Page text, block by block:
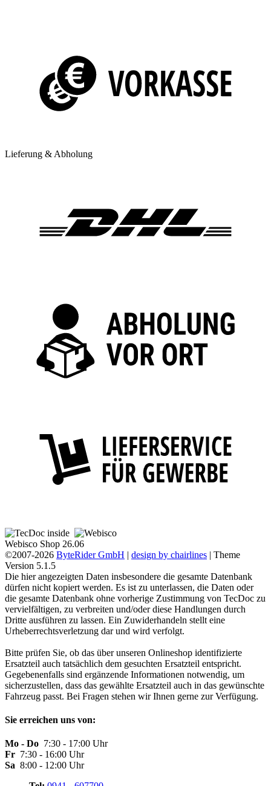
Lieferung & Abholung
Webisco Shop 26.06
©2007-2026 ByteRider GmbH | design by chairlines | Theme
Version 5.1.5
Die hier angezeigten Daten insbesondere die gesamte Datenbank
dürfen nicht kopiert werden. Es ist zu unterlassen, die Daten oder
die gesamte Datenbank ohne vorherige Zustimmung von TecDoc zu
vervielfältigen, zu verbreiten und/oder diese Handlungen durch
Dritte ausführen zu lassen. Ein Zuwiderhandeln stellt eine
Urheberrechtsverletzung dar und wird verfolgt.
Bitte prüfen Sie, ob das über unseren Onlineshop identifizierte
Ersatzteil auch tatsächlich dem gesuchten Ersatzteil entspricht.
Gegebenenfalls sind ergänzende Informationen notwendig, um
sicherzustellen, dass das gewählte Ersatzteil auch in das gewünschte
Fahrzeug passt. Bei Fragen stehen wir Ihnen gerne zur Verfügung.
Sie erreichen uns von:
Mo - Do 7:30 - 17:00 Uhr
Fr 7:30 - 16:00 Uhr
Sa 8:00 - 12:00 Uhr